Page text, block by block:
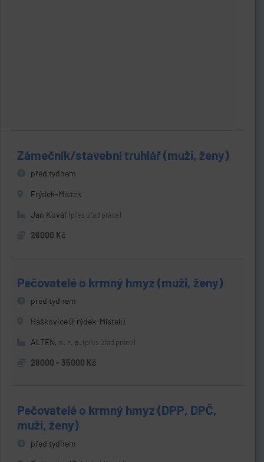
Zámečník/stavební truhlář (muži, ženy)
před týdnem
Frýdek-Místek
Jan Kovář (přes úřad práce)
26000 Kč
Pečovatelé o krmný hmyz (muži, ženy)
před týdnem
Raškovice (Frýdek-Místek)
ALTEN, s. r. o. (přes úřad práce)
28000 - 35000 Kč
Pečovatelé o krmný hmyz (DPP, DPČ,
muži, ženy)
před týdnem